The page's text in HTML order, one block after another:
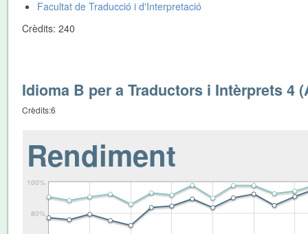
Facultat de Traducció i d'Interpretació
Crèdits: 240
Idioma B per a Traductors i Intèrprets 4
Crèdits:6
Rendiment
80%
100%